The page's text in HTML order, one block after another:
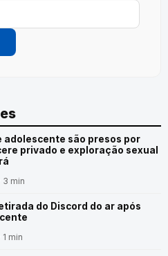
adolescente são presos por
privado e exploração sexual
3 min
do Discord do ar após
min